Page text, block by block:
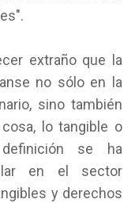
extraño que la
no sólo en la
sino también
lo tangible o
definición se ha
en el sector
y derechos